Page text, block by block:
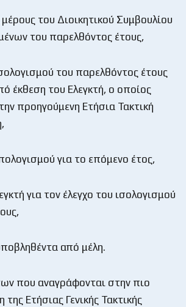
του Διοικητικού Συμβουλίου
του παρελθόντος έτους,
του παρελθόντος έτους
έκθεση του Ελεγκτή, ο οποίος
προηγούμενη Ετήσια Τακτική
για το επόμενο έτος,
για τον έλεγχο του ισολογισμού
από μέλη.
που αναγράφονται στην πιο
Ετήσιας Γενικής Τακτικής